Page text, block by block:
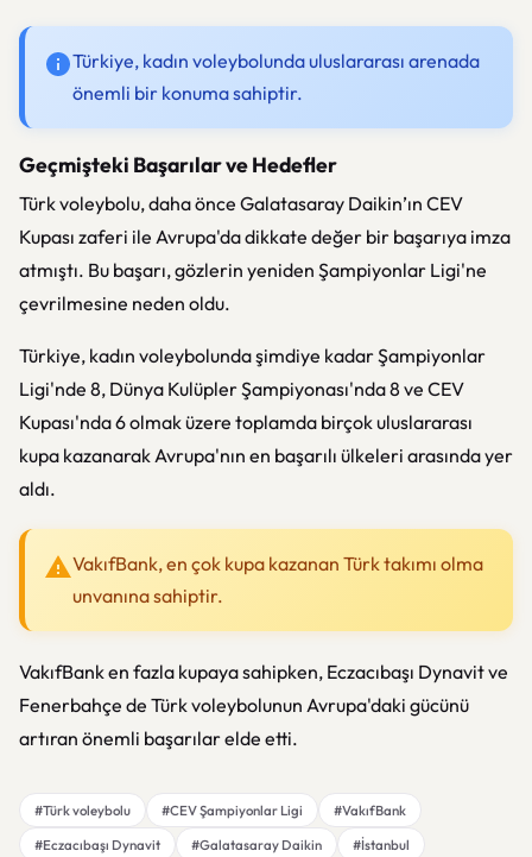
Türkiye, kadın voleybolunda uluslararası arenada
önemli bir konuma sahiptir.
Geçmişteki Başarılar ve Hedefler
Türk voleybolu, daha önce Galatasaray Daikin’ın CEV
Kupası zaferi ile Avrupa'da dikkate değer bir başarıya imza
atmıştı. Bu başarı, gözlerin yeniden Şampiyonlar Ligi'ne
çevrilmesine neden oldu.
Türkiye, kadın voleybolunda şimdiye kadar Şampiyonlar
Ligi'nde 8, Dünya Kulüpler Şampiyonası'nda 8 ve CEV
Kupası'nda 6 olmak üzere toplamda birçok uluslararası
kupa kazanarak Avrupa'nın en başarılı ülkeleri arasında yer
aldı.
VakıfBank, en çok kupa kazanan Türk takımı olma
unvanına sahiptir.
VakıfBank en fazla kupaya sahipken, Eczacıbaşı Dynavit ve
Fenerbahçe de Türk voleybolunun Avrupa'daki gücünü
artıran önemli başarılar elde etti.
#Türk voleybolu #CEV Şampiyonlar Ligi
#VakıfBank
#Eczacıbaşı Dynavit
#Galatasaray Daikin
#İstanbul